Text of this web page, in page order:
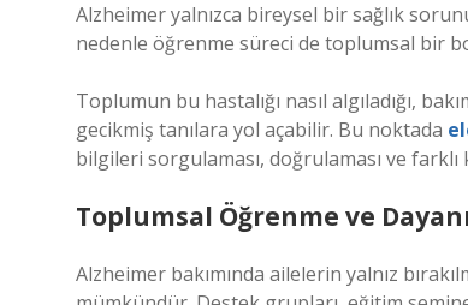
Alzheimer yalnızca bireysel bir sağlık
nedenle öğrenme süreci de toplumsal bir
Toplumun bu hastalığı nasıl algıladığı,
gecikmiş tanılara yol açabilir. Bu noktada
bilgileri sorgulaması, doğrulaması ve
Toplumsal Öğrenme ve
Alzheimer bakımında ailelerin yalnız